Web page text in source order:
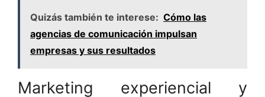
Quizás también te interese: Cómo las
agencias de comunicación impulsan
empresas y sus resultados
Marketing experiencial y